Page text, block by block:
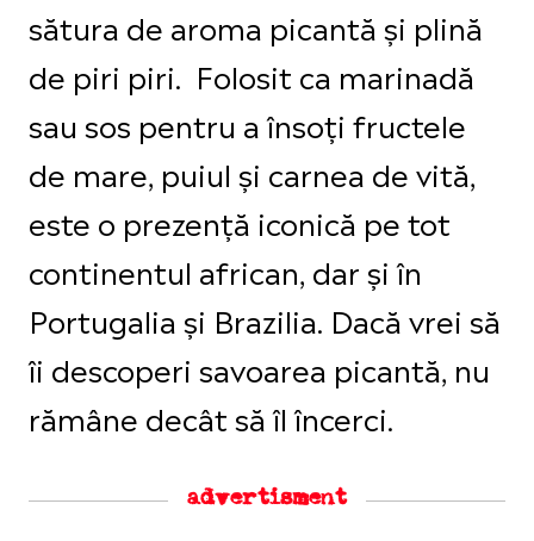
sătura de aroma picantă și plină
de piri piri. Folosit ca marinadă
sau sos pentru a însoți fructele
de mare, puiul și carnea de vită,
este o prezență iconică pe tot
continentul african, dar și în
Portugalia și Brazilia. Dacă vrei să
îi descoperi savoarea picantă, nu
rămâne decât să îl încerci.
advertisment